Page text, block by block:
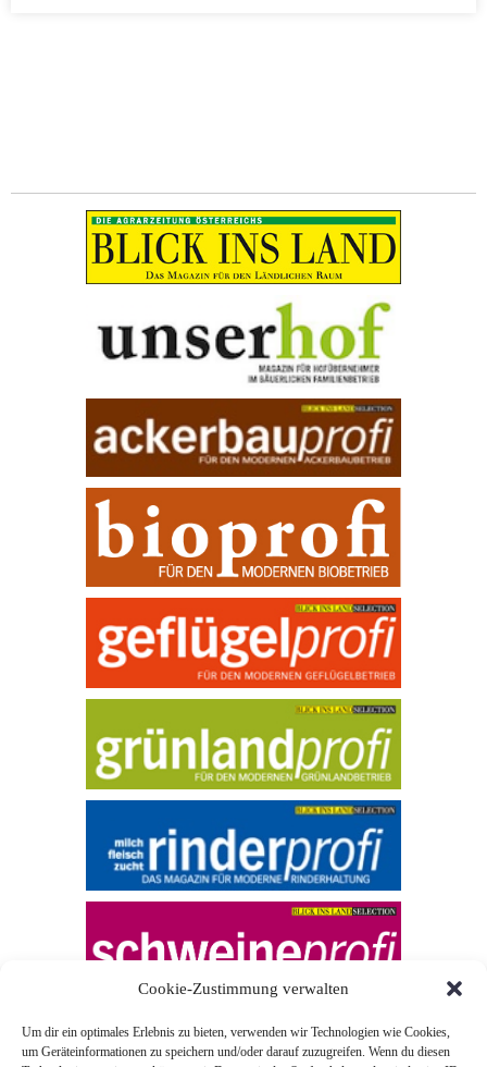
Cookie-Zustimmung verwalten
Um dir ein optimales Erlebnis zu bieten, verwenden wir Technologien wie Cookies,
um Geräteinformationen zu speichern und/oder darauf zuzugreifen. Wenn du diesen